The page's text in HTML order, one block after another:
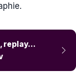
replay…